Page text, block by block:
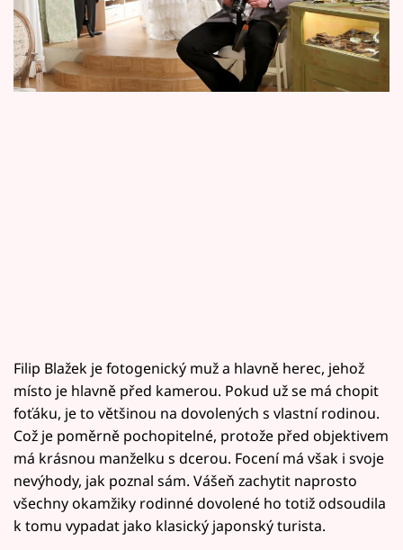
Sledujte prima+
Filmový festival Karlovy Vary
Filip Blažek sám? Prozradil nám, že se z něj
během dovolené stává japonský turista...
Filip Blažek je fotogenický muž a hlavně herec, jehož
místo je hlavně před kamerou. Pokud už se má chopit
foťáku, je to většinou na dovolených s vlastní rodinou.
Což je poměrně pochopitelné, protože před objektivem
má krásnou manželku s dcerou. Focení má však i svoje
nevýhody, jak poznal sám. Vášeň zachytit naprosto
všechny okamžiky rodinné dovolené ho totiž odsoudila
k tomu vypadat jako klasický japonský turista.